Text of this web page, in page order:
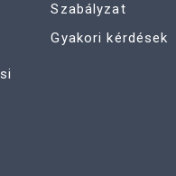
Szabályzat
Gyakori kérdések